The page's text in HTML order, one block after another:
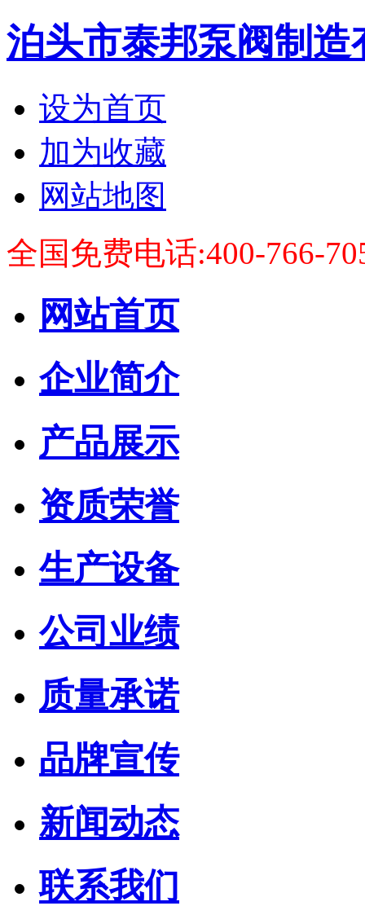
泊头市泰邦泵阀制造
设为首页
加为收藏
网站地图
全国免费电话:400-766-
网站首页
企业简介
产品展示
资质荣誉
生产设备
公司业绩
质量承诺
品牌宣传
新闻动态
联系我们